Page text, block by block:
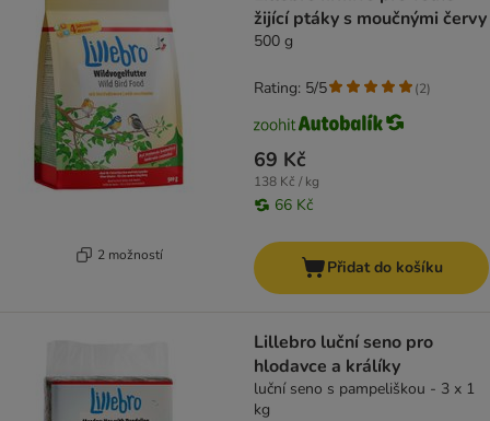
2 možností
žijící ptáky s moučnými červy
500 g
69 Kč
138 Kč / kg
66 Kč
Rating: 5/5 (2)
Přidat do košíku
Lillebro luční seno pro
hlodavce a králíky
luční seno s pampeliškou - 3 x 1
kg